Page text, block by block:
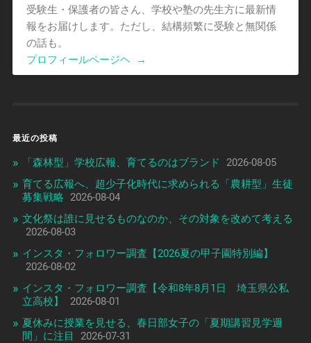
受験生・保護者の皆さん、学校や塾の先生方に最新情
報をお届けします。ただし、結構頻繁に受験と無関係
の話も。
プロフィールページヘ
→
最近の投稿
「森林型」学校広報、育てるのはブランド
2026-08-05
育てる広報へ、超少子化時代に求められる「農耕型」生徒
募集戦略
2026-08-04
文化祭は誰に見せるものなのか、その対象を改めて考える
2026-08-03
インスタ・フォロワー調査【2026夏の甲子園特別編】
2026-08-02
インスタ・フォロワー調査【令和8年8月1日 埼玉県公私
立高校】
2026-08-01
夏休みに授業を見せる、春日部女子の「夏期講習見学週
間」に注目
2026-07-31